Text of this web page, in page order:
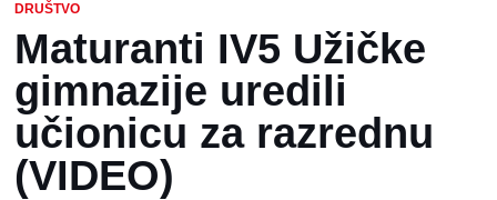
DRUŠTVO
Maturanti IV5 Užičke
gimnazije uredili
učionicu za razrednu
(VIDEO)